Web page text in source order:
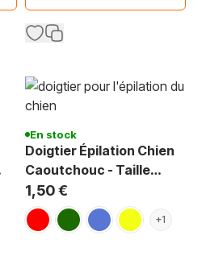
En stock
Doigtier Épilation Chien
Caoutchouc - Taille
Précise
1,50 €
rougevert foncé
bleu jaune +1